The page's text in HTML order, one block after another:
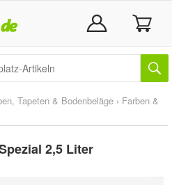
Tapeten & Bodenbeläge › Farben &
2,5 Liter